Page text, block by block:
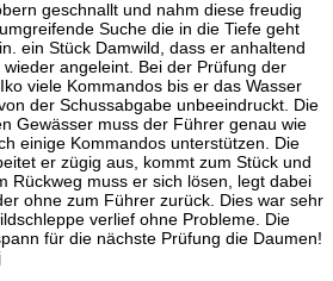
geschnallt und nahm diese freudig
Suche die in die Tiefe geht
ein Stück Damwild, dass er anhaltend
angeleint. Bei der Prüfung der
viele Kommandos bis er das Wasser
der Schussabgabe unbeeindruckt. Die
Gewässer muss der Führer genau wie
einige Kommandos unterstützen. Die
er zügig aus, kommt zum Stück und
Rückweg muss er sich lösen, legt dabei
ohne zum Führer zurück. Dies war sehr
verlief ohne Probleme. Die
für die nächste Prüfung die Daumen!